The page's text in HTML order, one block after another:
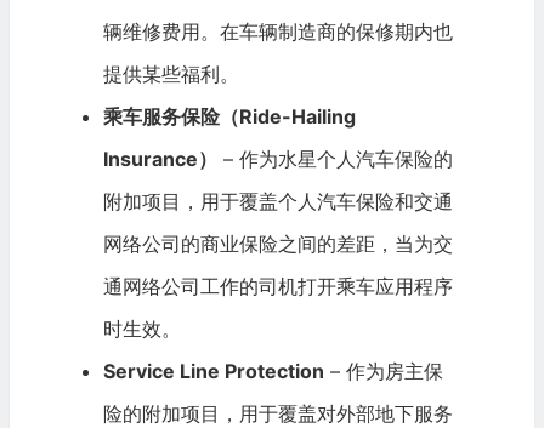
辆维修费用。在车辆制造商的保修期内也
提供某些福利。
乘车服务保险（Ride-Hailing
Insurance）
– 作为水星个人汽车保险的
附加项目，用于覆盖个人汽车保险和交通
网络公司的商业保险之间的差距，当为交
通网络公司工作的司机打开乘车应用程序
时生效。
Service Line Protection – 作为房主保
险的附加项目，用于覆盖对外部地下服务